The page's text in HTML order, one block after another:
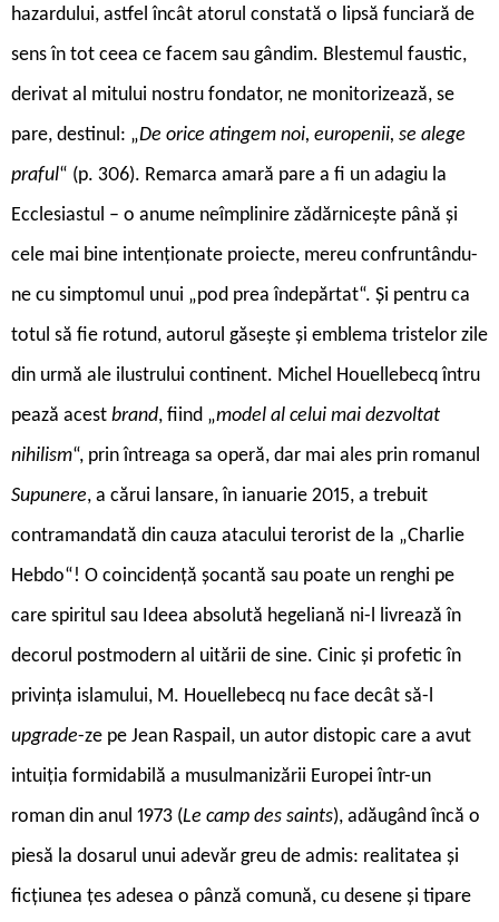
hazardului, astfel încât atorul constată o lipsă funciară de
sens în tot ceea ce facem sau gândim. Blestemul faustic,
derivat al mitului nostru fondator, ne monitorizează, se
pare, destinul: „De orice atingem noi, europenii, se alege
praful“ (p. 306). Remarca amară pare a fi un adagiu la
Ecclesiastul – o anume neîmplinire zădărnicește până și
cele mai bine intenționate proiecte, mereu confruntându-
ne cu simptomul unui „pod prea îndepărtat“. Și pentru ca
totul să fie rotund, autorul găsește și emblema tristelor zile
din urmă ale ilustrului continent. Michel Houellebecq întru
pează acest brand, fiind „model al celui mai dezvoltat
nihilism“, prin întreaga sa operă, dar mai ales prin romanul
Supunere, a cărui lansare, în ianuarie 2015, a trebuit
contramandată din cauza atacului terorist de la „Charlie
Hebdo“! O coincidență șocantă sau poate un renghi pe
care spiritul sau Ideea absolută hegeliană ni-l livrează în
decorul postmodern al uitării de sine. Cinic și profetic în
privința islamului, M. Houellebecq nu face decât să-l
upgrade-ze pe Jean Raspail, un autor distopic care a avut
intuiția formidabilă a musulmanizării Europei într-un
roman din anul 1973 (Le camp des saints), adăugând încă o
piesă la dosarul unui adevăr greu de admis: realitatea și
ficțiunea țes adesea o pânză comună, cu desene și tipare